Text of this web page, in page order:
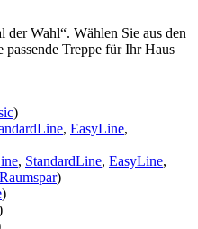
der Wahl“. Wählen Sie aus den
Treppe für Ihr Haus
)
, EasyLine,
, StandardLine, EasyLine,
Raumspar)
)